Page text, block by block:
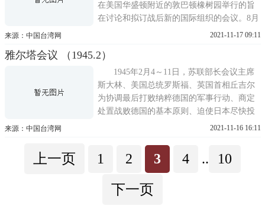
在美国华盛顿附近的敦巴顿橡树园举行的旨
在讨论和拟订战后新的国际组织的会议。8月
21日～9月28日举行美国、英国、苏联三国会
织的建议案》，建议新国际组织定名为联合
国，并对其宗旨与原则、会员国的资格及主
要机构和职权等作出规定
来源：中国台湾网 2021-11-17 09:11
雅尔塔会议 （1945.2）
1945年2月4～11日，苏联部长会议主席
斯大林、美国总统罗斯福、英国首相丘吉尔
为协调最后打败纳粹德国的军事行动、商定
处置战败德国的基本原则、迫使日本尽快投
降、战后世界安排等问题而在苏联克里木半
署了《苏美英三国雅尔塔会议公报》、《雅
尔塔会议议定书》和当时未予公布的《雅尔
来源：中国台湾网 2021-11-16 16:11
上一页 1 2 3 4 ..
10
下一页